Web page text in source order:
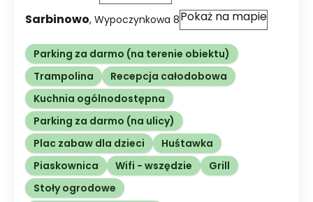
Sarbinowo, Wypoczynkowa 8Pokaż na mapie
Parking za darmo (na terenie obiektu)
Trampolina
Recepcja całodobowa
Kuchnia ogólnodostępna
Parking za darmo (na ulicy)
Plac zabaw dla dzieci
Huśtawka
Piaskownica
Wifi - wszędzie
Grill
Stoły ogrodowe